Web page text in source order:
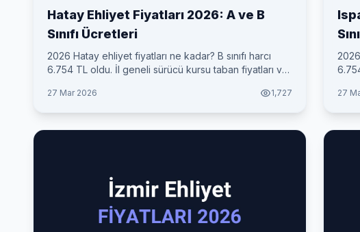
Hatay Ehliyet Fiyatları 2026: A ve B
Sınıfı Ücretleri
2026 Hatay ehliyet fiyatları ne kadar? B sınıfı harcı
6.754 TL oldu. İl geneli sürücü kursu taban fiyatları ve
27 Mar 2026 1,727 27